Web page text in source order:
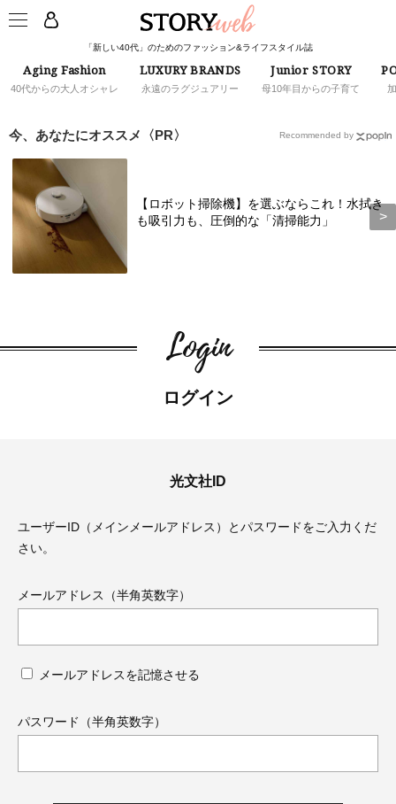
「新しい40代」のためのファッション&ライフスタイル誌
Aging Fashion
40代からの大人オシャレ
LUXURY BRANDS
永遠のラグジュアリー
Junior STORY
母10年目からの子育て
ス学」
今、あなたにオススメ〈PR〉
【ロボット掃除機】を選ぶならこれ！水拭き
も吸引力も、圧倒的な「清掃能力」
Recommended by
Login
ログイン
光文社ID
ユーザーID（メインメールアドレス）とパスワードをご入力くだ
さい。
メールアドレス（半角英数字）
メールアドレスを記憶させる
パスワード（半角英数字）